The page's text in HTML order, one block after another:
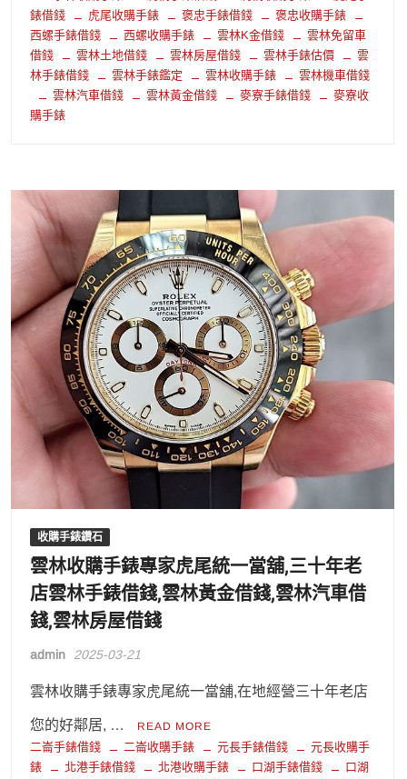
錶借錢
虎尾收購手錶 褒忠手錶借錢
褒忠收購手錶
西螺手錶借錢
西螺收購手錶 雲林K金借錢
雲林免留車
借錢
雲林土地借錢 雲林房屋借錢 雲林手錶估價
雲
林手錶借錢
雲林手錶鑑定 雲林收購手錶
雲林機車借錢
雲林汽車借錢
雲林黃金借錢 麥寮手錶借錢
麥寮收
購手錶
收購手錶鑽石
雲林收購手錶專家虎尾統一當舖,三十年老
店雲林手錶借錢,雲林黃金借錢,雲林汽車借
錢,雲林房屋借錢
admin 2025-03-21
雲林收購手錶專家虎尾統一當舖,在地經營三十年老店
您的好鄰居, … READ MORE
二崙手錶借錢 二崙收購手錶 元長手錶借錢
元長收購手
錶
北港手錶借錢 北港收購手錶 口湖手錶借錢
口湖